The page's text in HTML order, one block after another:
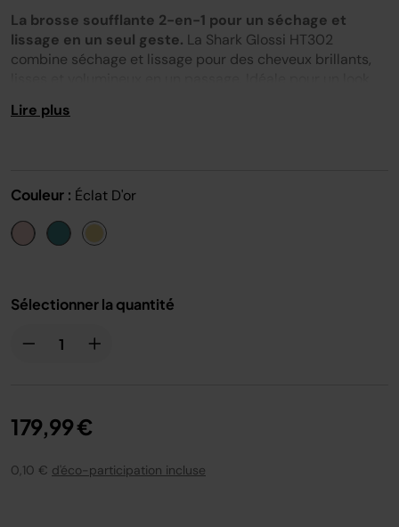
avis.
Lien
sur
la
même
La brosse soufflante 2-en-1 pour un séchage et
lissage en un seul geste. La Shark Glossi HT302
combine séchage et lissage pour des cheveux brillants,
Poils mixtespour un démêlage doux et un lissage
Plusieurs réglages de température
types de cheveux
Lire plus
Couleur : Éclat D'or
Sélectionner la quantité
179,99 €
0,10 € d'éco-participation incluse